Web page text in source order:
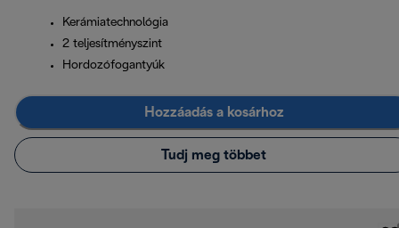
Kerámiatechnológia
2 teljesítményszint
Hordozófogantyúk
Hozzáadás a kosárhoz
Tudj meg többet